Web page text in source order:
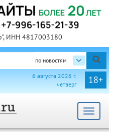
ИНН 4817003180
по новостям
18+
6 августа 2026 г.
четверг
Toggle